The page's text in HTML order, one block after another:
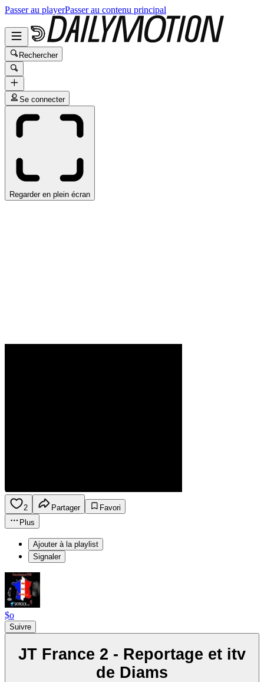
Passer au playerPasser au contenu principal
Rechercher
Se connecter
Regarder en plein écran
2 Partager
Favori
Plus
Ajouter à la playlist
Signaler
$o
Suivre
JT France 2 - Reportage et itv
de Diams